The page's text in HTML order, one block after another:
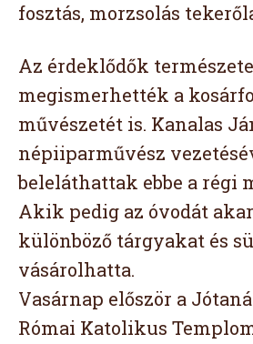
fosztás, morzsolás
Az érdeklődők
megismerhették a
művészetét is. Kanalas
népiiparművész
beleláthattak ebbe a régi
Akik pedig az óvodát
különböző tárgyakat és
vásárolhatta.
Vasárnap először a
Római Katolikus